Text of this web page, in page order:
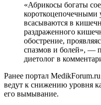
«Абрикосы богаты
короткоцепочечными
всасываются в
раздраженного
обострение,
спазмов и болей», —
диетолог в
Ранее портал
ведут к снижению уровня
его вымывание.